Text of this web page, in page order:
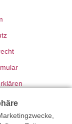
für Werbung